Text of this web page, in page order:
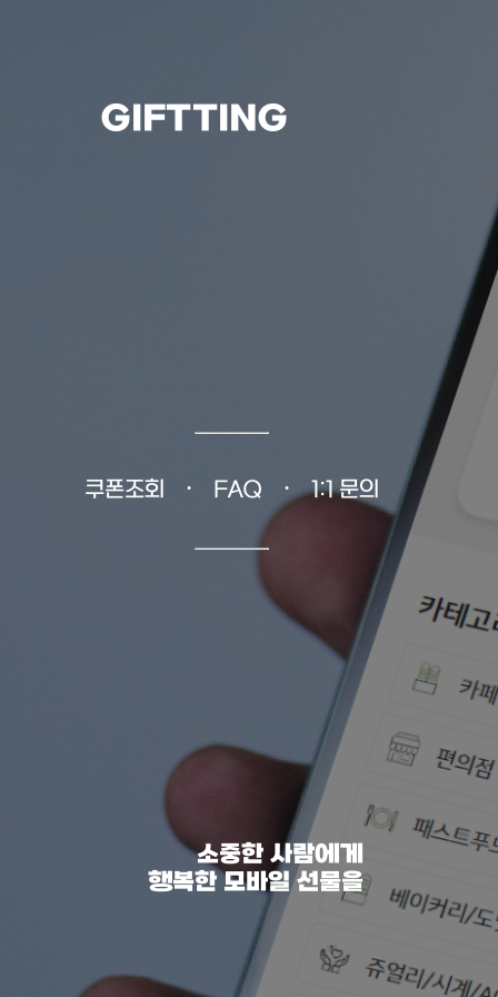
GIFTTING
쿠폰조회 • FAQ • 1:1 문의
소중한 사람에게
행복한 모바일 선물을